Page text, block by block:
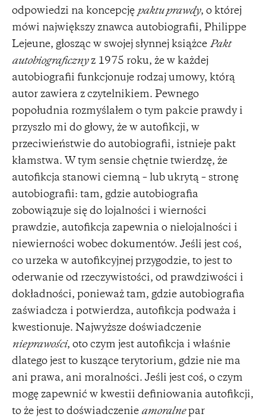
odpowiedzi na koncepcję paktu prawdy, o której
mówi największy znawca autobiografii, Philippe
Lejeune, głosząc w swojej słynnej książce Pakt
autobiograficznyz 1975 roku, że w każdej
autobiografii funkcjonuje rodzaj umowy, którą
autor zawiera z czytelnikiem. Pewnego
popołudnia rozmyślałem o tym pakcie prawdy i
przyszło mi do głowy, że w autofikcji, w
przeciwieństwie do autobiografii, istnieje pakt
kłamstwa. W tym sensie chętnie twierdzę, że
autofikcja stanowi ciemną – lub ukrytą – stronę
autobiografii: tam, gdzie autobiografia
zobowiązuje się do lojalności i wierności
prawdzie, autofikcja zapewnia o nielojalności i
niewierności wobec dokumentów. Jeśli jest coś,
co urzeka w autofikcyjnej przygodzie, to jest to
oderwanie od rzeczywistości, od prawdziwości i
dokładności, ponieważ tam, gdzie autobiografia
zaświadcza i potwierdza, autofikcja podważa i
kwestionuje. Najwyższe doświadczenie
nieprawości, oto czym jest autofikcja i właśnie
dlatego jest to kuszące terytorium, gdzie nie ma
ani prawa, ani moralności. Jeśli jest coś, o czym
mogę zapewnić w kwestii definiowania autofikcji,
to że jest to doświadczenie amoralnepar